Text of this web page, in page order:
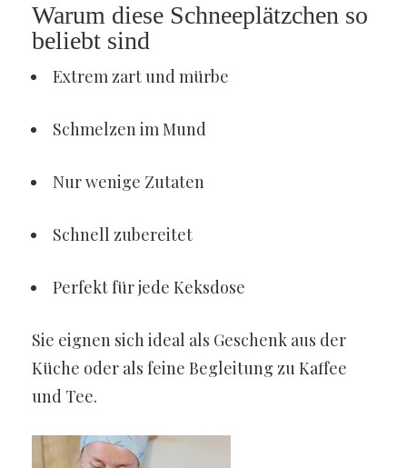
Warum diese Schneeplätzchen so
beliebt sind
Extrem zart und mürbe
Schmelzen im Mund
Nur wenige Zutaten
Schnell zubereitet
Perfekt für jede Keksdose
Sie eignen sich ideal als Geschenk aus der
Küche oder als feine Begleitung zu Kaffee
und Tee.